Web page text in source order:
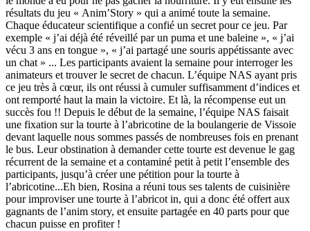
résultats du jeu « Anim’Story » qui a animé toute la semaine.
Chaque éducateur scientifique a confié un secret pour ce jeu. Par
exemple « j’ai déjà été réveillé par un puma et une baleine », « j’ai
vécu 3 ans en tongue », « j’ai partagé une souris appétissante avec
un chat » ... Les participants avaient la semaine pour interroger les
animateurs et trouver le secret de chacun. L’équipe NAS ayant pris
ce jeu très à cœur, ils ont réussi à cumuler suffisamment d’indices et
ont remporté haut la main la victoire. Et là, la récompense eut un
succès fou !! Depuis le début de la semaine, l’équipe NAS faisait
une fixation sur la tourte à l’abricotine de la boulangerie de Vissoie
devant laquelle nous sommes passés de nombreuses fois en prenant
le bus. Leur obstination à demander cette tourte est devenue le gag
récurrent de la semaine et a contaminé petit à petit l’ensemble des
participants, jusqu’à créer une pétition pour la tourte à
l’abricotine...Eh bien, Rosina a réuni tous ses talents de cuisinière
pour improviser une tourte à l’abricot in, qui a donc été offert aux
gagnants de l’anim story, et ensuite partagée en 40 parts pour que
chacun puisse en profiter !